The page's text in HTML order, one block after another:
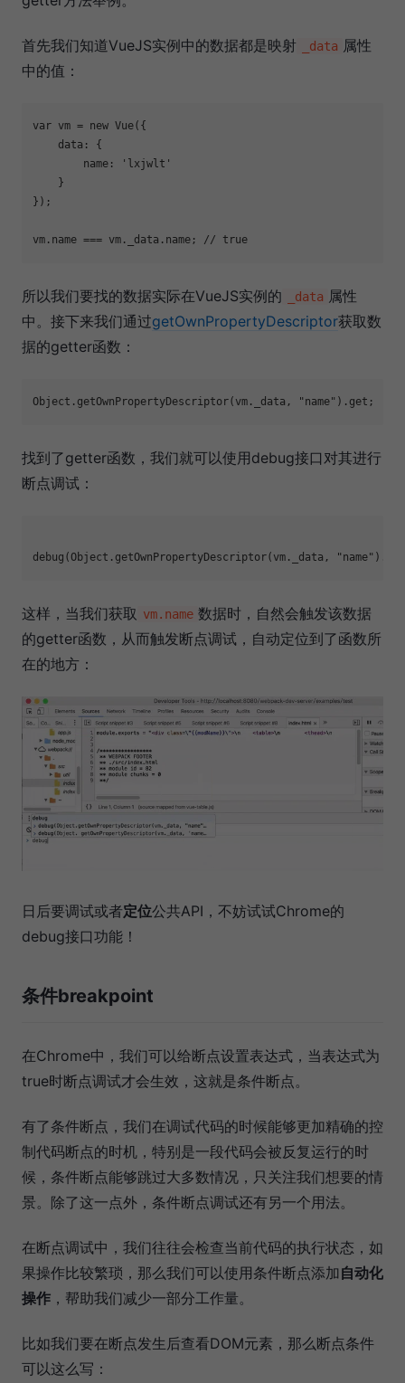
首先我们知道VueJS实例中的数据都是映射 _data 属性
中的值：
var vm = new Vue({
    data: {
        name: 'lxjwlt'
    }
});
所以我们要找的数据实际在VueJS实例的 _data 属性
中。接下来我们通过getOwnPropertyDescriptor获取数
据的getter函数：
找到了getter函数，我们就可以使用debug接口对其进行
断点调试：
这样，当我们获取 vm.name 数据时，自然会触发该数据
的getter函数，从而触发断点调试，自动定位到了函数所
在的地方：
日后要调试或者定位公共API，不妨试试Chrome的
debug接口功能！
条件breakpoint
在Chrome中，我们可以给断点设置表达式，当表达式为
true时断点调试才会生效，这就是条件断点。
有了条件断点，我们在调试代码的时候能够更加精确的控
制代码断点的时机，特别是一段代码会被反复运行的时
候，条件断点能够跳过大多数情况，只关注我们想要的情
景。除了这一点外，条件断点调试还有另一个用法。
在断点调试中，我们往往会检查当前代码的执行状态，如
果操作比较繁琐，那么我们可以使用条件断点添加自动化
操作 ，帮助我们减少一部分工作量。
比如我们要在断点发生后查看DOM元素，那么断点条件
可以这么写：